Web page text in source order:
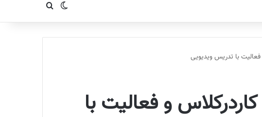
تغییر پوستهجستجو برای
کاردرکلاس و فعالیت با